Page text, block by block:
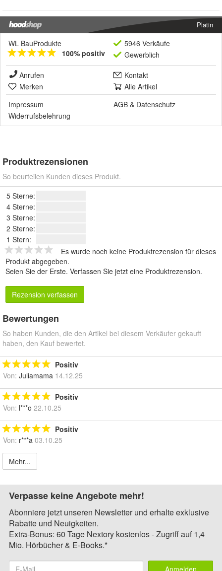
Platin
WL BauProdukte
100% positiv
5946 Verkäufe
Gewerblich
Anrufen
Kontakt
Merken
Alle Artikel
Impressum
AGB & Datenschutz
Widerrufsbelehrung
Produktrezensionen
So beurteilen Kunden dieses Produkt.
5 Sterne:
4 Sterne:
3 Sterne:
2 Sterne:
1 Stern:
Es wurde noch keine Produktrezension für dieses
Produkt abgegeben.
Seien Sie der Erste. Verfassen Sie jetzt eine Produktrezension.
Rezension verfassen
Bewertungen
So haben Kunden, die den Artikel bei diesem Verkäufer gekauft
haben, den Kauf bewertet.
Positiv
Von: Juliamama 14.12.25
Positiv
Von: l***o 22.10.25
Positiv
Von: r***a 03.10.25
Mehr...
Verpasse keine Angebote mehr!
Abonniere jetzt unseren Newsletter und erhalte exklusive
Rabatte und Neuigkeiten.
Extra-Bonus: 60 Tage Nextory kostenlos - Zugriff auf 1,4
Mio. Hörbücher & E-Books.*